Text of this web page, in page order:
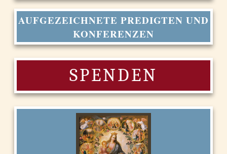
AUFGEZEICHNETE PREDIGTEN UND
KONFERENZEN
SPENDEN